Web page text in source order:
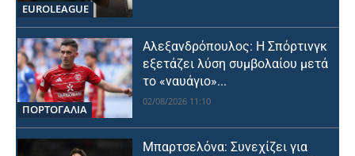
EUROLEAGUE
ΠΟΡΤΟΓΑΛΙΑ
Αλεξανδρόπουλος: Η Σπόρτινγκ
εξετάζει λύση συμβολαίου μετά
το «ναυάγιο»...
02/08/2026 11:10
Μπαρτσελόνα: Συνεχίζει για